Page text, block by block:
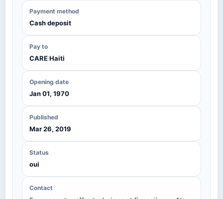
Payment method
Cash deposit
Pay to
CARE Haiti
Opening date
Jan 01, 1970
Published
Mar 26, 2019
Status
oui
Contact